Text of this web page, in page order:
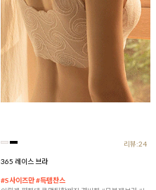
리뷰:24
365 레이스 브라
#S사이즈만 #득템찬스